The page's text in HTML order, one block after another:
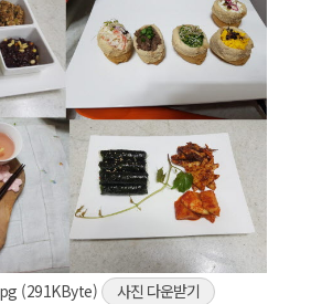
(291KByte) 사진 다운받기